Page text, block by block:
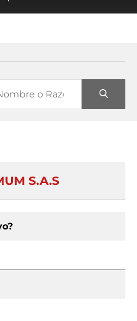
S.A.S